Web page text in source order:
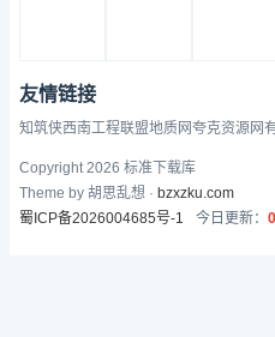
友情链接
知筑侠西南工程联盟地质网夸克资源网
Copyright 2026 标准下载库
Theme by 胡思乱想 · bzxzku.com
蜀ICP备2026004685号-1
今日更新： 0